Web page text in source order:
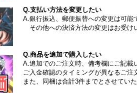
Q.支払い方法を変更したい
A.銀行振込、郵便振替への変更は可
その他への決済方法の変更はお受け
Q.商品を追加で購入したい
A.追加でのご注文時、備考欄にご記
ご入金確認のタイミングが異なるご
また、同梱は合計3件までとさせてい